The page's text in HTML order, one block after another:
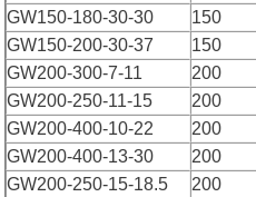
GW150-180-30-30
150
GW150-200-30-37
150
GW200-300-7-11
200
GW200-250-11-15
200
GW200-400-10-22
200
GW200-400-13-30
200
GW200-250-15-18.5
200